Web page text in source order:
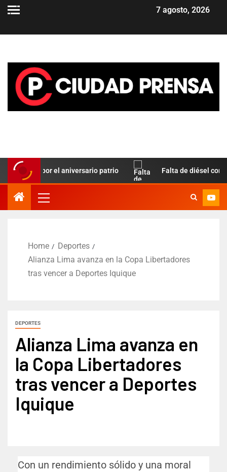
7 agosto, 2026
Paz por el aniversario patrio Falta de diésel complica
Home
Deportes
Alianza Lima avanza en la Copa Libertadores
tras vencer a Deportes Iquique
DEPORTES
Alianza Lima avanza en
la Copa Libertadores
tras vencer a Deportes
Iquique
Con un rendimiento sólido y una moral